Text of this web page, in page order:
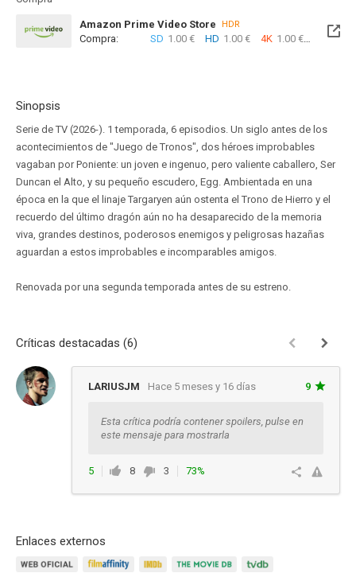
Amazon Prime Video Store HDR
Compra: SD 1.00 € HD 1.00 € 4K 1.00 €
Sinopsis
Serie de TV (2026-). 1 temporada, 6 episodios. Un siglo antes de los
acontecimientos de "Juego de Tronos", dos héroes improbables
vagaban por Poniente: un joven e ingenuo, pero valiente caballero, Ser
Duncan el Alto, y su pequeño escudero, Egg. Ambientada en una
época en la que el linaje Targaryen aún ostenta el Trono de Hierro y el
recuerdo del último dragón aún no ha desaparecido de la memoria
viva, grandes destinos, poderosos enemigos y peligrosas hazañas
aguardan a estos improbables e incomparables amigos.
Renovada por una segunda temporada antes de su estreno.
Críticas destacadas (6)
LARIUSJM Hace 5 meses y 16 días 9
Esta crítica podría contener spoilers, pulse en
este mensaje para mostrarla
5 8 3
73%
Enlaces externos